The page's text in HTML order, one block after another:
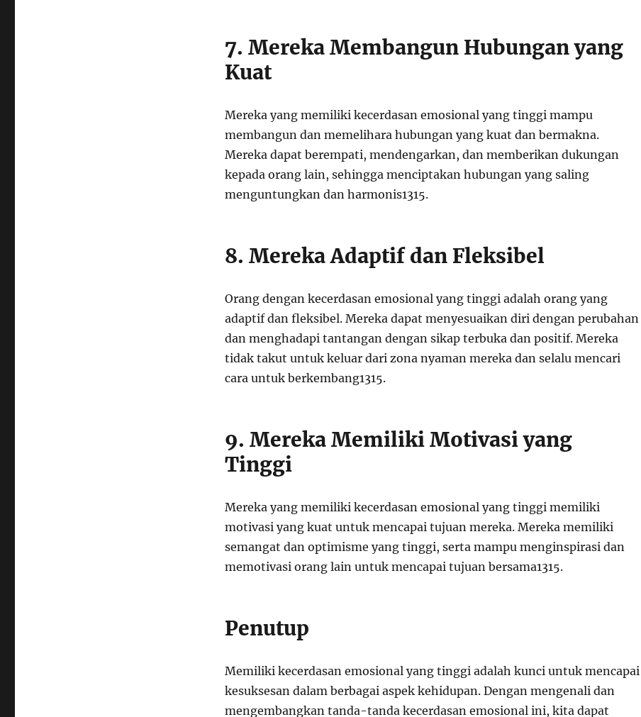
7. Mereka Membangun Hubungan yang
Kuat
Mereka yang memiliki kecerdasan emosional yang tinggi mampu
membangun dan memelihara hubungan yang kuat dan bermakna.
Mereka dapat berempati, mendengarkan, dan memberikan dukungan
kepada orang lain, sehingga menciptakan hubungan yang saling
menguntungkan dan harmonis1315.
8. Mereka Adaptif dan Fleksibel
Orang dengan kecerdasan emosional yang tinggi adalah orang yang
adaptif dan fleksibel. Mereka dapat menyesuaikan diri dengan perubahan
dan menghadapi tantangan dengan sikap terbuka dan positif. Mereka
tidak takut untuk keluar dari zona nyaman mereka dan selalu mencari
cara untuk berkembang1315.
9. Mereka Memiliki Motivasi yang
Tinggi
Mereka yang memiliki kecerdasan emosional yang tinggi memiliki
motivasi yang kuat untuk mencapai tujuan mereka. Mereka memiliki
semangat dan optimisme yang tinggi, serta mampu menginspirasi dan
memotivasi orang lain untuk mencapai tujuan bersama1315.
Penutup
Memiliki kecerdasan emosional yang tinggi adalah kunci untuk mencapai
kesuksesan dalam berbagai aspek kehidupan. Dengan mengenali dan
mengembangkan tanda-tanda kecerdasan emosional ini, kita dapat